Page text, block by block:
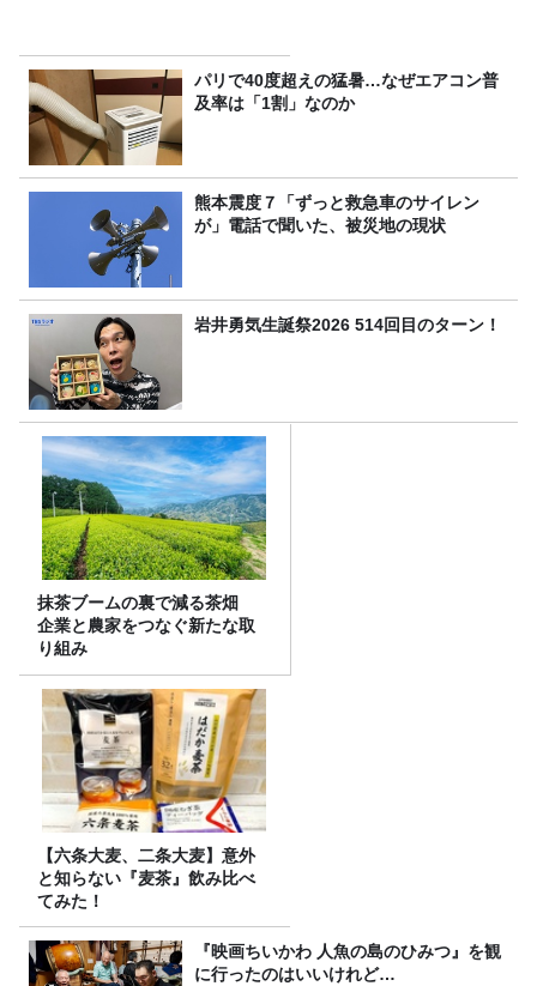
パリで40度超えの猛暑…なぜエアコン普
及率は「1割」なのか
熊本震度７「ずっと救急車のサイレン
が」電話で聞いた、被災地の現状
岩井勇気生誕祭2026 514回目のターン！
抹茶ブームの裏で減る茶畑
企業と農家をつなぐ新たな取
り組み
【六条大麦、二条大麦】意外
と知らない『麦茶』飲み比べ
てみた！
『映画ちいかわ 人魚の島のひみつ』を観
に行ったのはいいけれど…